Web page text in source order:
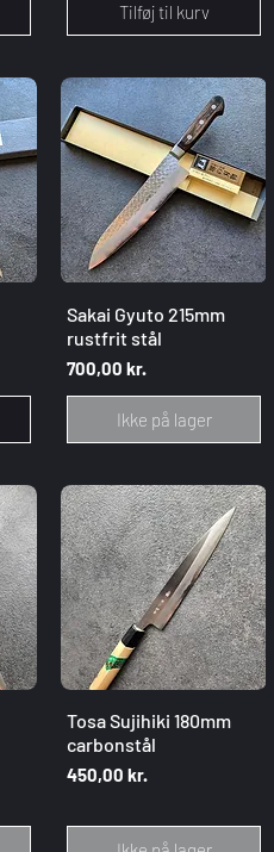
Tilføj til kurv
Hurtigvisning
Sakai Gyuto 215mm
rustfrit stål
Pris
700,00 kr.
Ikke på lager
Hurtigvisning
Tosa Sujihiki 180mm
carbonstål
Pris
450,00 kr.